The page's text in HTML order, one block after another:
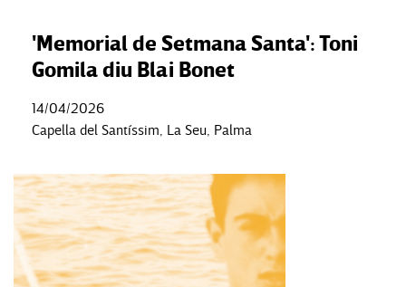
'Memorial de Setmana Santa': Toni
Gomila diu Blai Bonet
14/04/2026
Capella del Santíssim, La Seu, Palma